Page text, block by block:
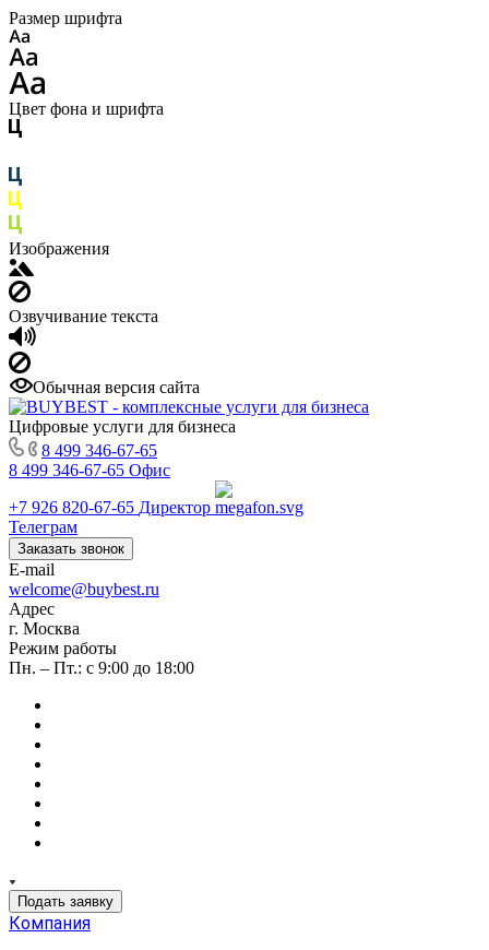
Размер шрифта
Цвет фона и шрифта
Изображения
Озвучивание текста
Обычная версия сайта
Цифровые услуги для бизнеса
8 499 346-67-65
8 499 346-67-65 Офис
+7 926 820-67-65 Директор
Телеграм
Заказать звонок
E-mail
welcome@buybest.ru
Адрес
г. Москва
Режим работы
Пн. – Пт.: с 9:00 до 18:00
Подать заявку
Компания